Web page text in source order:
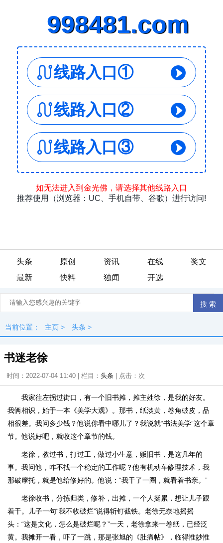
头条 原创 资讯 在线
奖文
最新
快料 独闻 开选
当前位置： 主页 > 头条 >
书迷老徐
时间：2022-07-04 11:40 | 栏目： 头条 | 点击： 次
我家往左拐过街口，有一个旧书摊，摊主姓徐，是我的好友。
我俩相识，始于一本《美学大观》。那书，纸淡黄，卷角破皮，品
相很差。我问多少钱？他说你看中哪儿了？我说就“书法美学”这个章
节。他说好吧，就收这个章节的钱。
老徐，教过书，打过工，做过小生意，贩旧书，是这几年的
事。我问他，咋不找一个稳定的工作呢？他有机动车修理技术，我
那破摩托，就是他给修好的。他说：“我干了一圈，就看着书亲。”
老徐收书，分拣归类，修补，出摊，一个人挺累，想让儿子跟
着干。儿子一句“我不收破烂”说得斩钉截铁。老徐无奈地摇摇
头：“这是文化，怎么是破烂呢？”一天，老徐拿来一卷纸，已经泛
黄。我摊开一看，吓了一跳，那是张旭的《肚痛帖》，临得惟妙惟